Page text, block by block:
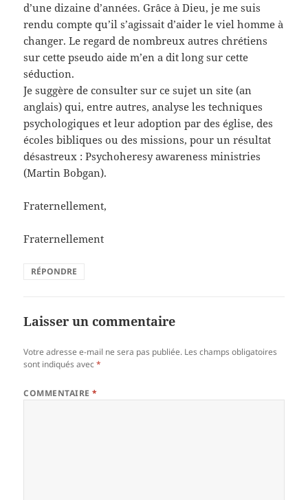
d’une dizaine d’années. Grâce à Dieu, je me suis
rendu compte qu’il s’agissait d’aider le viel homme à
changer. Le regard de nombreux autres chrétiens
sur cette pseudo aide m’en a dit long sur cette
séduction.
Je suggère de consulter sur ce sujet un site (an
anglais) qui, entre autres, analyse les techniques
psychologiques et leur adoption par des église, des
écoles bibliques ou des missions, pour un résultat
désastreux : Psychoheresy awareness ministries
(Martin Bobgan).
Fraternellement,
Fraternellement
RÉPONDRE
Laisser un commentaire
Votre adresse e-mail ne sera pas publiée. Les champs obligatoires
sont indiqués avec*
COMMENTAIRE*